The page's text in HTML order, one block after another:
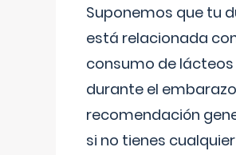
Suponemos que tu
está relacionada
consumo de lácteos
durante el
recomendación
si no tienes cualquier